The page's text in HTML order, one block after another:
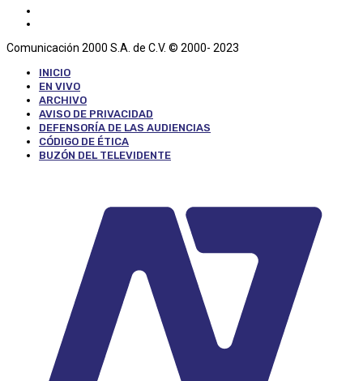
Comunicación 2000 S.A. de C.V. © 2000- 2023
INICIO
EN VIVO
ARCHIVO
AVISO DE PRIVACIDAD
DEFENSORÍA DE LAS AUDIENCIAS
CÓDIGO DE ÉTICA
BUZÓN DEL TELEVIDENTE